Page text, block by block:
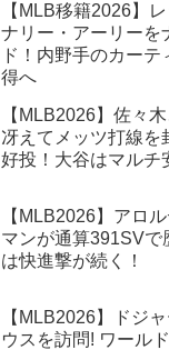
【MLB移籍2026】
ナリー・アーリーを
ド！内野手のカー
得へ
【MLB2026】佐々
冴えてメッツ打線を
好投！大谷はマルチ
【MLB2026】アロ
マンが通算391SVで
は快進撃が続く！
【MLB2026】ドジ
ウスを訪問! ワール